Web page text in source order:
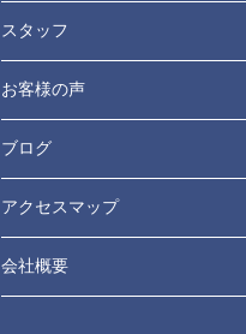
スタッフ
お客様の声
ブログ
アクセスマップ
会社概要